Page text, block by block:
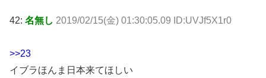
42: 名無し 2019/02/15(金) 01:30:05.09 ID:UVJf5X1r0
>>23
イブラほんま日本来てほしい